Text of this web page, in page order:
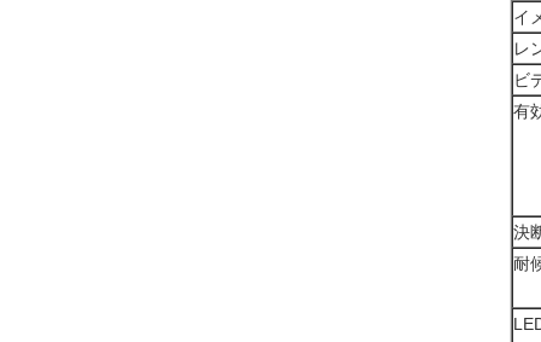
イ
レ
ビ
有
決
耐